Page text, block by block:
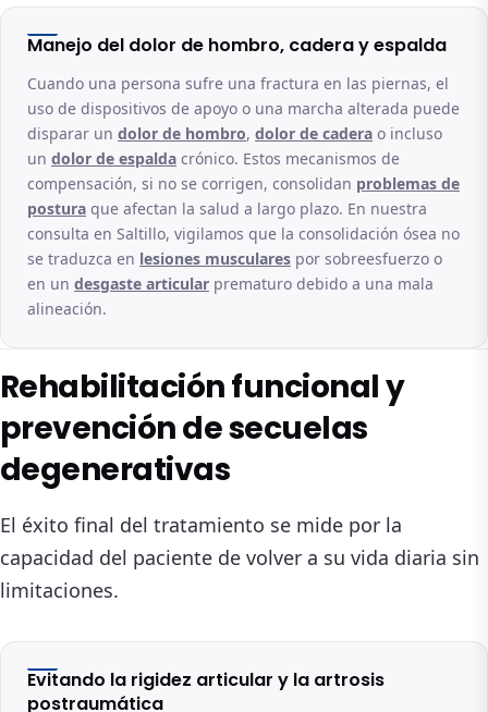
Manejo del dolor de hombro, cadera y espalda
Cuando una persona sufre una fractura en las piernas, el
uso de dispositivos de apoyo o una marcha alterada puede
disparar un dolor de hombro, dolor de cadera o incluso
un dolor de espalda crónico. Estos mecanismos de
compensación, si no se corrigen, consolidan problemas de
postura que afectan la salud a largo plazo. En nuestra
consulta en Saltillo, vigilamos que la consolidación ósea no
se traduzca en lesiones musculares por sobreesfuerzo o
en un desgaste articular prematuro debido a una mala
alineación.
Rehabilitación funcional y
prevención de secuelas
degenerativas
El éxito final del tratamiento se mide por la
capacidad del paciente de volver a su vida diaria sin
limitaciones.
Evitando la rigidez articular y la artrosis
postraumática